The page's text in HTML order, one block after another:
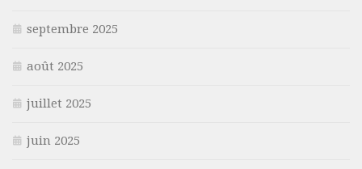
septembre 2025
août 2025
juillet 2025
juin 2025